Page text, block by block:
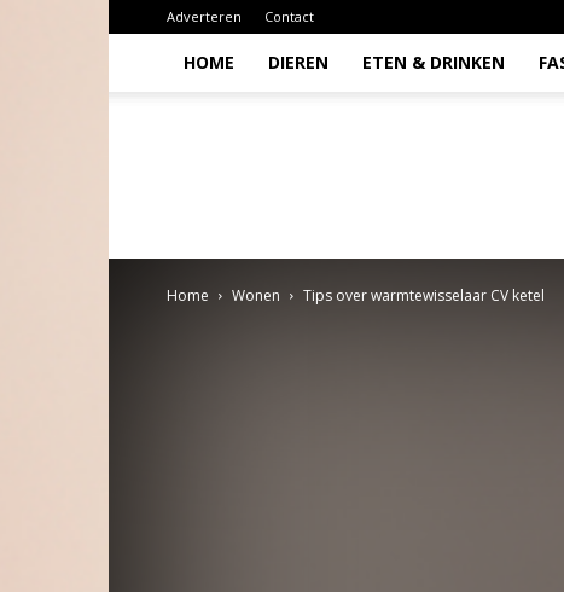
Adverteren Contact
HOME DIEREN ETEN & DRINKEN
Home Wonen Tips over warmtewisselaar CV ketel